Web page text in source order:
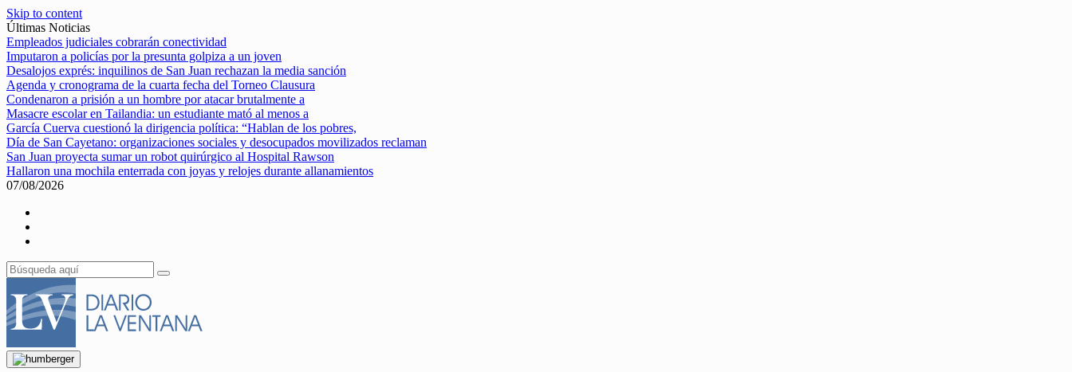
Skip to content
Últimas Noticias
Empleados judiciales cobrarán conectividad
Imputaron a policías por la presunta golpiza a un joven
Desalojos exprés: inquilinos de San Juan rechazan la media sanción
Agenda y cronograma de la cuarta fecha del Torneo Clausura
Condenaron a prisión a un hombre por atacar brutalmente a
Masacre escolar en Tailandia: un estudiante mató al menos a
García Cuerva cuestionó la dirigencia política: “Hablan de los pobres,
Día de San Cayetano: organizaciones sociales y desocupados movilizados reclaman
San Juan proyecta sumar un robot quirúrgico al Hospital Rawson
Hallaron una mochila enterrada con joyas y relojes durante allanamientos
07/08/2026